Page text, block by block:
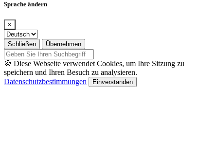
Sprache ändern
×
Schließen Übernehmen
🍪 Diese Webseite verwendet Cookies, um Ihre Sitzung zu
speichern und Ihren Besuch zu analysieren.
Datenschutzbestimmungen
Einverstanden